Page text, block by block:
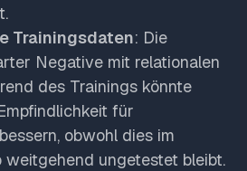
Trainingsdaten: Die
Negative mit relationalen
des Trainings könnte
für
obwohl dies im
weitgehend ungetestet bleibt.